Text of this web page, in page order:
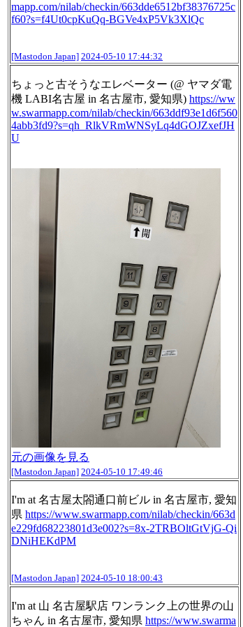
mapp.com/nilab/checkin/663dde6512bf38376725c
f60?s=f4Ut0cpKuQq-BGVe4xP5Vk3XlQc
[Mastodon Japan] 2024-05-10 17:44:32
ちょっと古そうなエレベーター (@ ヤマダ電
機 LABI名古屋 in 名古屋市, 愛知県) https://ww
w.swarmapp.com/nilab/checkin/663ddf93e1d6f560
4abb3fd9?s=qh_RlkVRmWNSyLq4dGOJZxefJH
U
元の画像を見る
[Mastodon Japan] 2024-05-10 17:49:46
I'm at 名古屋太閤通口前ビル in 名古屋市, 愛知
県 https://www.swarmapp.com/nilab/checkin/663d
e229fd68223801d3e002?s=8x-2TRBOltGtVjG-Qi
DNiHEKdPM
[Mastodon Japan] 2024-05-10 18:00:43
I'm at 山 名古屋駅店 ワンランク上の世界の山
ちゃん in 名古屋市, 愛知県 https://www.swarma